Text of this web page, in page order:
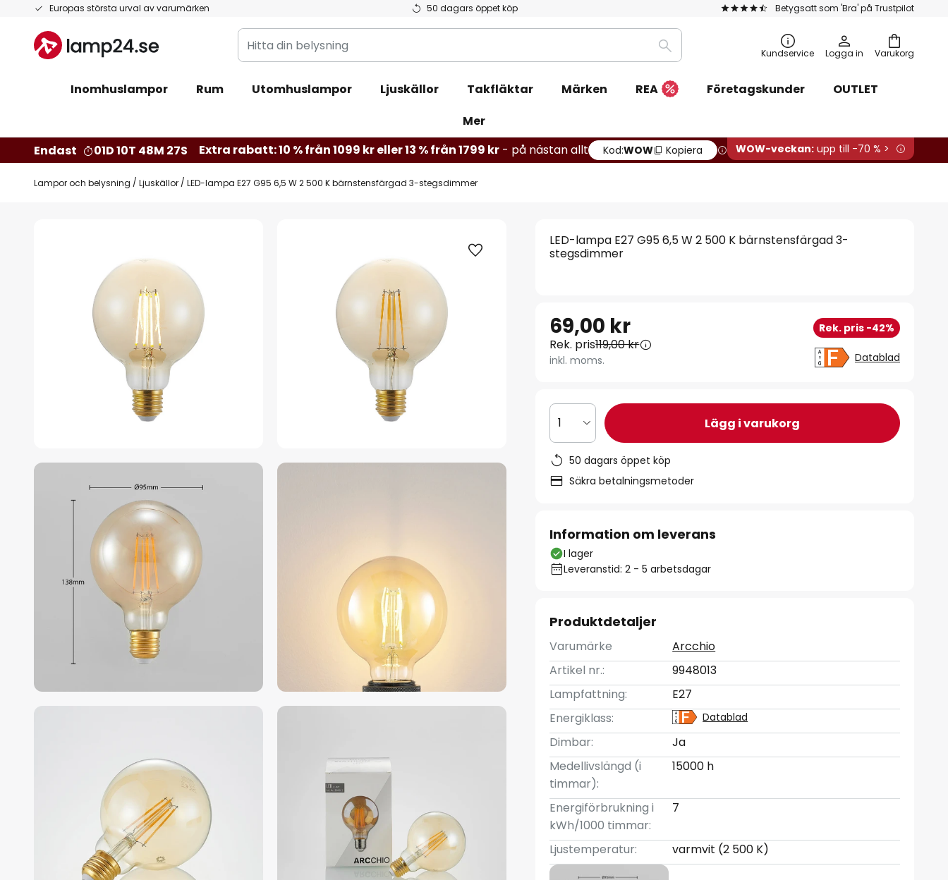
Europas största urval av varumärken 50 dagars öppet köp Betygsatt som 'Bra' på Trustpilot
Hoppa
innehållet
Varukorg
Hitta
din
Sök Kundservice Logga in
Inomhuslampor Rum Utomhuslampor Ljuskällor Takfläktar Märken REA Företagskunder
OUTLET
Mer
Endast
01D 10T 48M 26S Extra rabatt: 10 % från 1099 kr eller 13 % från 1799 kr - på nästan allt Kod:WOW Kopiera WOW-veckan: upp till -70 % >
Lampor och belysning Ljuskällor LED-lampa E27 G95 6,5 W 2 500 K bärnstensfärgad 3-stegsdimmer
bildgalleriet
LED-lampa E27 G95 6,5 W 2 500 K bärnstensfärgad 3-
stegsdimmer
69,00 kr Rek. pris -42%
Rek. pris119,00 kr
inkl. moms. Datablad
1 Lägg i varukorg
50 dagars öppet köp
Säkra betalningsmetoder
Information om leverans
I lager
Leveranstid: 2 - 5 arbetsdagar
Produktdetaljer
Varumärke
Arcchio
Artikel nr.:
9948013
Lampfattning:
E27
Energiklass:
Datablad
Dimbar:
Ja
Medellivslängd (i
timmar):
15000 h
Energiförbrukning i
kWh/1000 timmar:
7
Ljustemperatur: varmvit (2 500 K)